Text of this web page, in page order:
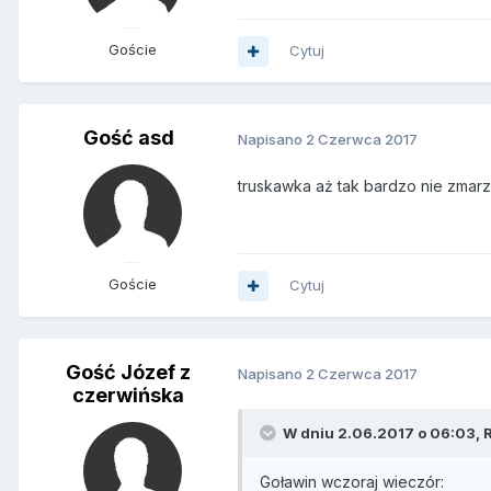
Goście Cytuj
Gość asd
Goście
Napisano 2 Czerwca 2017
truskawka aż tak bardzo nie
Cytuj
Gość Józef z
czerwińska
Napisano 2 Czerwca 2017
W dniu 2.06.2017 o 06:03,
Goławin wczoraj wieczór: